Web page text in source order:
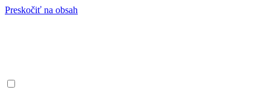
Preskočiť na obsah